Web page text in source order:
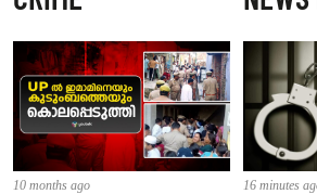
10 months ago 16 minutes